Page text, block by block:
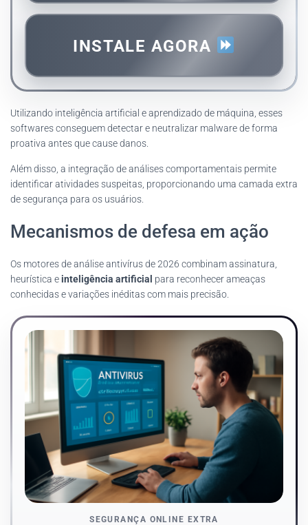
INSTALE AGORA
Utilizando inteligência artificial e aprendizado de máquina, esses
softwares conseguem detectar e neutralizar malware de forma
proativa antes que cause danos.
Além disso, a integração de análises comportamentais permite
identificar atividades suspeitas, proporcionando uma camada extra
de segurança para os usuários.
Mecanismos de defesa em ação
Os motores de análise antivírus de 2026 combinam assinatura,
heurística einteligência artificial para reconhecer ameaças
conhecidas e variações inéditas com mais precisão.
SEGURANÇA ONLINE EXTRA